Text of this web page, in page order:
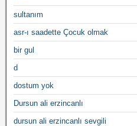
sultanım
asr-ı saadette Çocuk olmak
bir gul
d
dostum yok
Dursun ali erzincanlı
dursun ali erzincanlı sevgili